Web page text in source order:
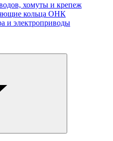
хомуты и крепеж
кольца ОНК
и электроприводы